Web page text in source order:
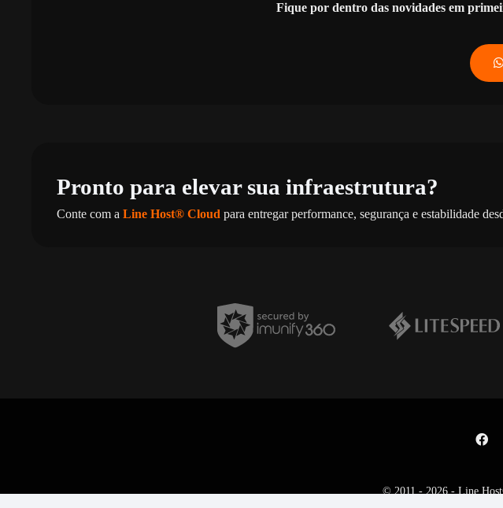
Fique por dentro das novidades em
Pronto para elevar sua infraestrutura?
Conte com a Line Host® Cloud para entregar performance, segurança e estabilidade
© 2011 - 2026 - Line